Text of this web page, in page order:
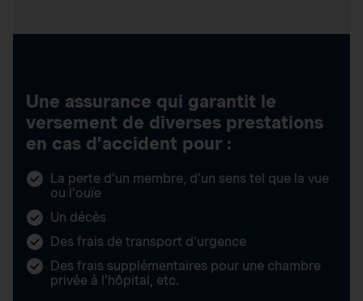
Une assurance qui garantit le
versement de diverses prestations
en cas d’accident pour :
La perte d’un membre, d’un sens tel que la vue
ou l’ouïe
Un décès
Des frais de transport d’urgence
Des frais supplémentaires pour une chambre
privée à l’hôpital, etc.